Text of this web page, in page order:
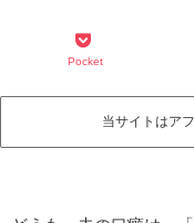
Pocket
当サイトはア